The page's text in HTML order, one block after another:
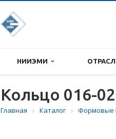
НИИЭМИ
Кольцо 016-
Главная Каталог Формовые